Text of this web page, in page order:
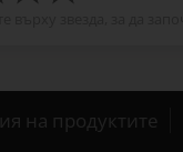
на продуктите